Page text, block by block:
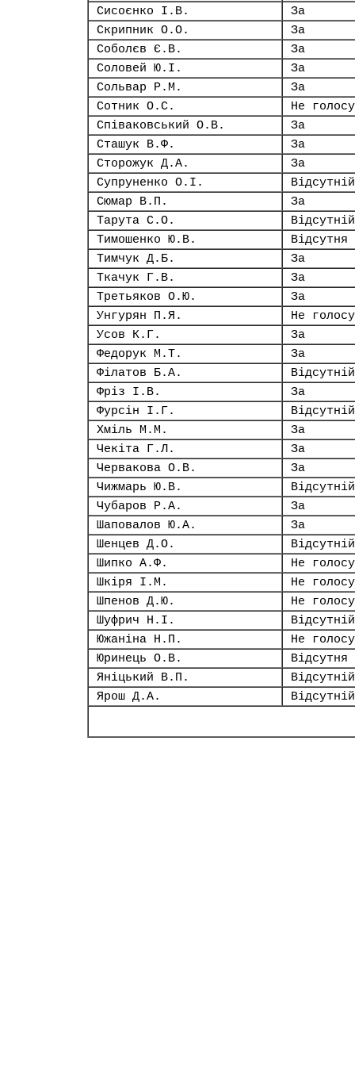
Сисоєнко І.В.
За
Скрипник О.О.
За
Соболєв Є.В.
За
Соловей Ю.І.
За
Сольвар Р.М.
За
Сотник О.С.
Не
Співаковський О.В.
За
Сташук В.Ф.
За
Сторожук Д.А.
За
Супруненко О.І.
Відсутній
Сюмар В.П.
За
Тарута С.О.
Відсутній
Тимошенко Ю.В.
Відсутня
Тимчук Д.Б.
За
Ткачук Г.В.
За
Третьяков О.Ю.
За
Унгурян П.Я.
Не
Усов К.Г.
За
Федорук М.Т.
За
Філатов Б.А.
Відсутній
Фріз І.В.
За
Фурсін І.Г.
Відсутній
Хміль М.М.
За
Чекіта Г.Л.
За
Червакова О.В.
За
Чижмарь Ю.В.
Відсутній
Чубаров Р.А.
За
Шаповалов Ю.А.
За
Шенцев Д.О.
Відсутній
Шипко А.Ф.
Не
Шкіря І.М.
Не
Шпенов Д.Ю.
Не
Шуфрич Н.І.
Відсутній
Южаніна Н.П.
Не
Юринець О.В.
Відсутня
Яніцький В.П.
Відсутній
Ярош Д.А.
Відсутній